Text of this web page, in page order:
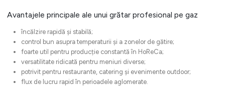
Avantajele principale ale unui grătar profesional pe gaz
încălzire rapidă și stabilă;
control bun asupra temperaturii și a zonelor de gătire;
foarte util pentru producție constantă în HoReCa;
versatilitate ridicată pentru meniuri diverse;
potrivit pentru restaurante, catering și evenimente outdoor;
flux de lucru rapid în perioadele aglomerate.